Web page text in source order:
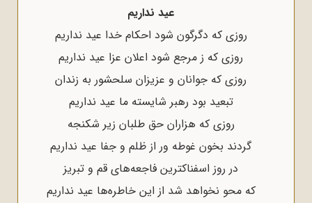
عید نداریم
روزى که دگرگون شود احکام خدا عید نداریم
روزى که ز مرجع شود اعلان عزا عید نداریم
روزى که جوانان و عزیزان سلحشور به زندان
تبعید بود رهبر شایسته ما عید نداریم
روزى که هزاران حق طلبان زیر شکنجه
گردند بخون غوطه ور از ظلم و جفا عید نداریم
در روز اسفناکترین فاجعه‌هاى قم و تبریز
که محو نخواهد شد از این خاطره‌ها عید نداریم